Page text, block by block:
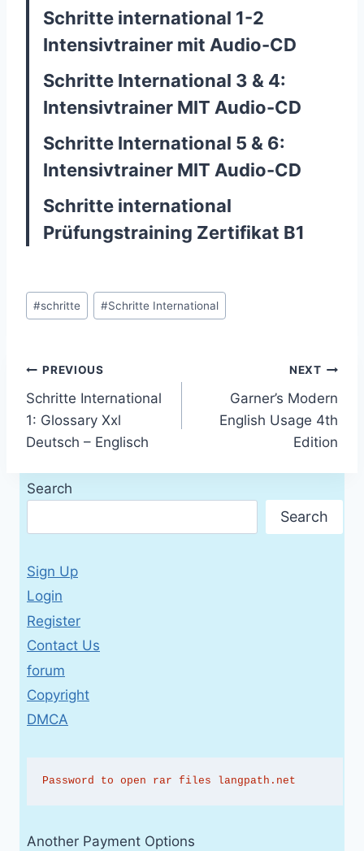
Schritte international 1-2
Intensivtrainer mit Audio-CD
Schritte International 3 & 4:
Intensivtrainer MIT Audio-CD
Schritte International 5 & 6:
Intensivtrainer MIT Audio-CD
Schritte international
Prüfungstraining Zertifikat B1
Post
Tags:
#schritte #Schritte International
Post
navigation
PREVIOUS
Schritte International
1: Glossary Xxl
Deutsch – Englisch
NEXT
Garner’s Modern
English Usage 4th
Edition
Search
Search
Sign Up
Login
Register
Contact Us
forum
Copyright
DMCA
Password to open rar files langpath.net
Another Payment Options